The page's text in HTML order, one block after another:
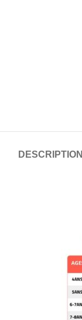
DESCRIPTION